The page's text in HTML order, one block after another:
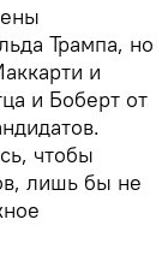
Трампа, но
и
и Боберт от
чтобы
лишь бы не